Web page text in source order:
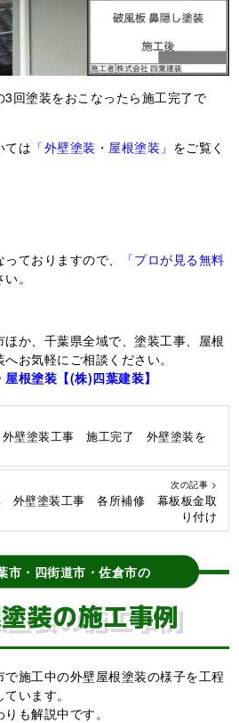
回塗装をおこなったら施工完了で
ては 「外壁塗装・屋根塗装」 をご覧く
ておりますので、
「プロが見る無料
。
か、千葉県全域で、塗装工事、屋根
お気軽にご相談ください。
根塗装【(株)四葉建装】
壁塗装工事 施工完了 外壁塗装を
次の記事 >
外壁塗装工事 各所補修 幕板板金取
り付け
市・四街道市・佐倉市の
装の施工事例
施工中の外壁屋根塗装の様子を工程
います。
も解説中です。